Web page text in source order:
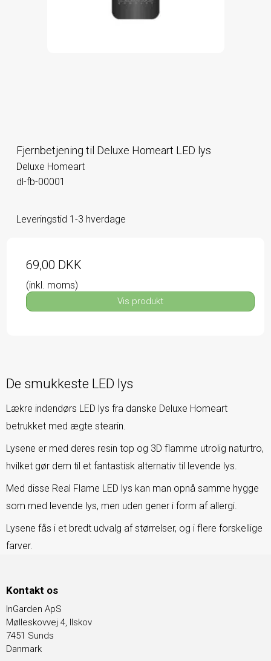
Fjernbetjening til Deluxe Homeart LED lys
Deluxe Homeart
dl-fb-00001
Leveringstid 1-3 hverdage
69,00 DKK
(inkl. moms)
Vis produkt
De smukkeste LED lys
Lækre indendørs LED lys fra danske Deluxe Homeart
betrukket med ægte stearin.
Lysene er med deres resin top og 3D flamme utrolig naturtro,
hvilket gør dem til et fantastisk alternativ til levende lys.
Med disse Real Flame LED lys kan man opnå samme hygge
som med levende lys, men uden gener i form af allergi.
Lysene fås i et bredt udvalg af størrelser, og i flere forskellige
farver.
Kontakt os
InGarden ApS
Mølleskovvej 4, Ilskov
7451 Sunds
Danmark